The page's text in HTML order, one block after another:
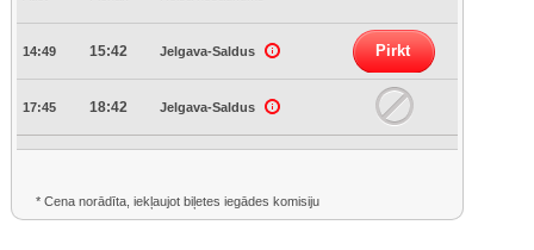
14:49 15:42 Jelgava-Saldus Pirkt
17:45 18:42 Jelgava-Saldus
* Cena norādīta, iekļaujot biļetes iegādes komisiju